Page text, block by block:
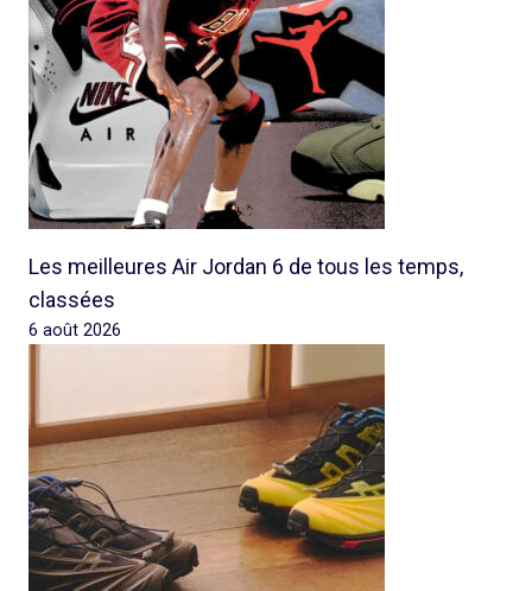
Les meilleures Air Jordan 6 de tous les temps,
classées
6 août 2026